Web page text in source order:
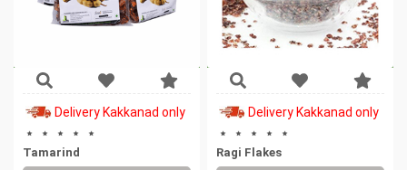
Delivery Kakkanad only
Tamarind
Delivery Kakkanad only
Ragi Flakes